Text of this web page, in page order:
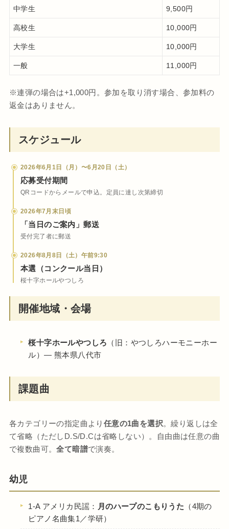
中学生 9,500円
高校生 10,000円
大学生 10,000円
一般 11,000円
※連弾の場合は+1,000円。参加を取り消す場合、参加料の
返金はありません。
スケジュール
2026年6月1日（月）〜6月20日（土）
応募受付期間
QRコードからメールで申込。定員に達し次第締切
2026年7月末日頃
「当日のご案内」郵送
受付完了者に郵送
2026年8月8日（土）午前9:30
本選（コンクール当日）
桜十字ホールやつしろ
開催地域・会場
桜十字ホールやつしろ （旧：やつしろハーモニーホー
ル）— 熊本県八代市
課題曲
各カテゴリーの指定曲より 任意の1曲を選択。繰り返しは全
て省略（ただしD.S/D.Cは省略しない）。自由曲は任意の曲
で複数曲可。全て暗譜で演奏。
幼児
1-A アメリカ民謡： 月のハープのこもりうた （4期の
ピアノ名曲集1／学研）